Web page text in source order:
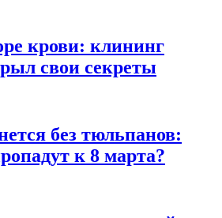
крови: клининг
свои секреты
без тюльпанов:
к 8 марта?